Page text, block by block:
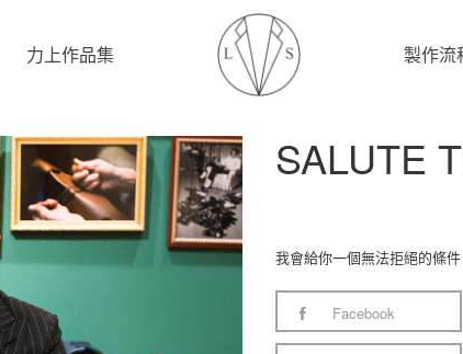
力上作品集 製作流
SALUTE
我會給你一個無法拒絕的條件
Facebook